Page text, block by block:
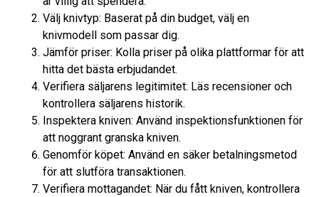
Välj knivtyp: Baserat på din budget, välj en
knivmodell som passar dig.
Jämför priser: Kolla priser på olika plattformar för att
hitta det bästa erbjudandet.
Verifiera säljarens legitimitet: Läs recensioner och
kontrollera säljarens historik.
Inspektera kniven: Använd inspektionsfunktionen för
att noggrant granska kniven.
Genomför köpet: Använd en säker betalningsmetod
för att slutföra transaktionen.
Verifiera mottagandet: När du fått kniven, kontrollera